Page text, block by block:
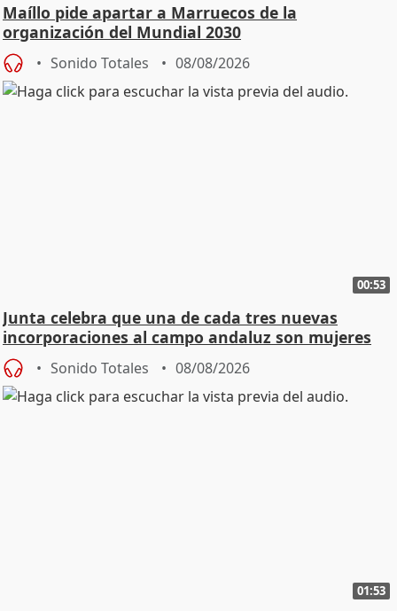
Maíllo pide apartar a Marruecos de la
organización del Mundial 2030
Sonido Totales 08/08/2026
00:53
Junta celebra que una de cada tres nuevas
incorporaciones al campo andaluz son mujeres
jóvenes
Sonido Totales 08/08/2026
01:53